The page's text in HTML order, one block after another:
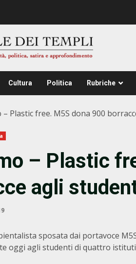
Cultura Politica Rubriche
– Plastic free. M5S dona 900
– Plastic
agli
sposata dai portavoce
oggi agli studenti di quattro